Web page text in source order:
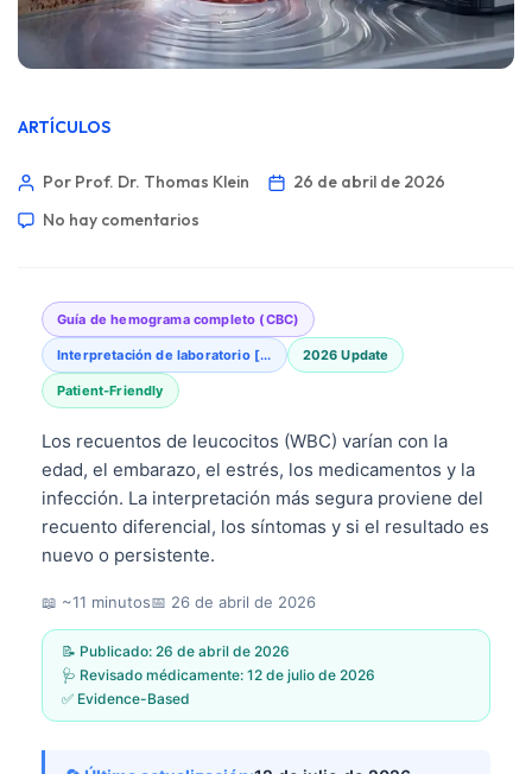
ARTÍCULOS
Por Prof. Dr. Thomas Klein
26 de abril de 2026
No hay comentarios
Guía de hemograma completo (CBC)
Interpretación de laboratorio [... 2026 Update
Patient-Friendly
Los recuentos de leucocitos (WBC) varían con la
edad, el embarazo, el estrés, los medicamentos y la
infección. La interpretación más segura proviene del
recuento diferencial, los síntomas y si el resultado es
nuevo o persistente.
📖 ~11 minutos📅 26 de abril de 2026
📝 Publicado: 26 de abril de 2026
🩺 Revisado médicamente: 12 de julio de 2026
✅ Evidence-Based